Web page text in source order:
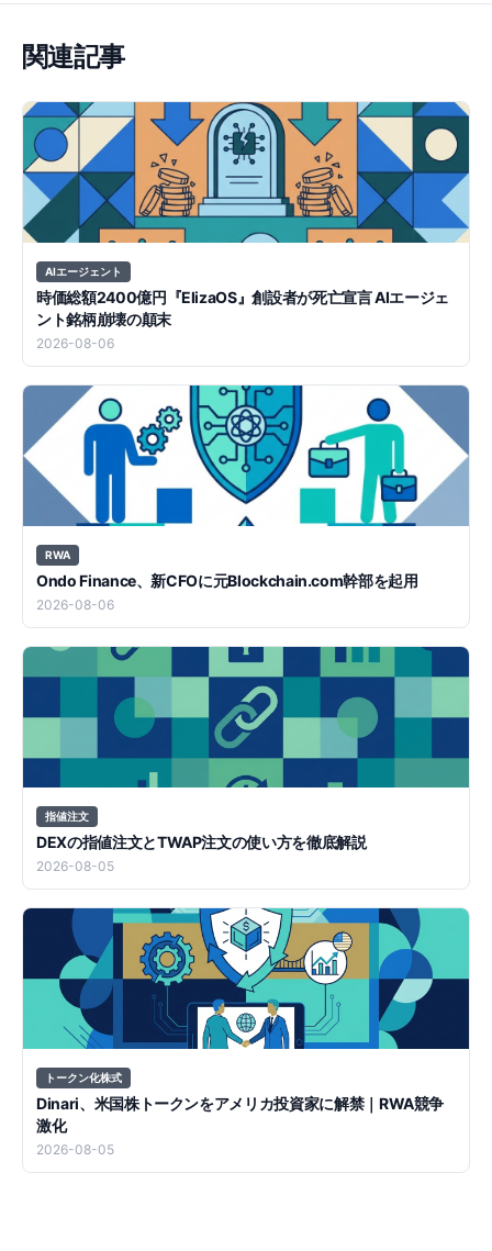
関連記事
AIエージェント
時価総額2400億円『ElizaOS』創設者が死亡宣言 AIエージェ
ント銘柄崩壊の顛末
2026-08-06
RWA
Ondo Finance、新CFOに元Blockchain.com幹部を起用
2026-08-06
指値注文
DEXの指値注文とTWAP注文の使い方を徹底解説
2026-08-05
トークン化株式
Dinari、米国株トークンをアメリカ投資家に解禁｜RWA競争
激化
2026-08-05